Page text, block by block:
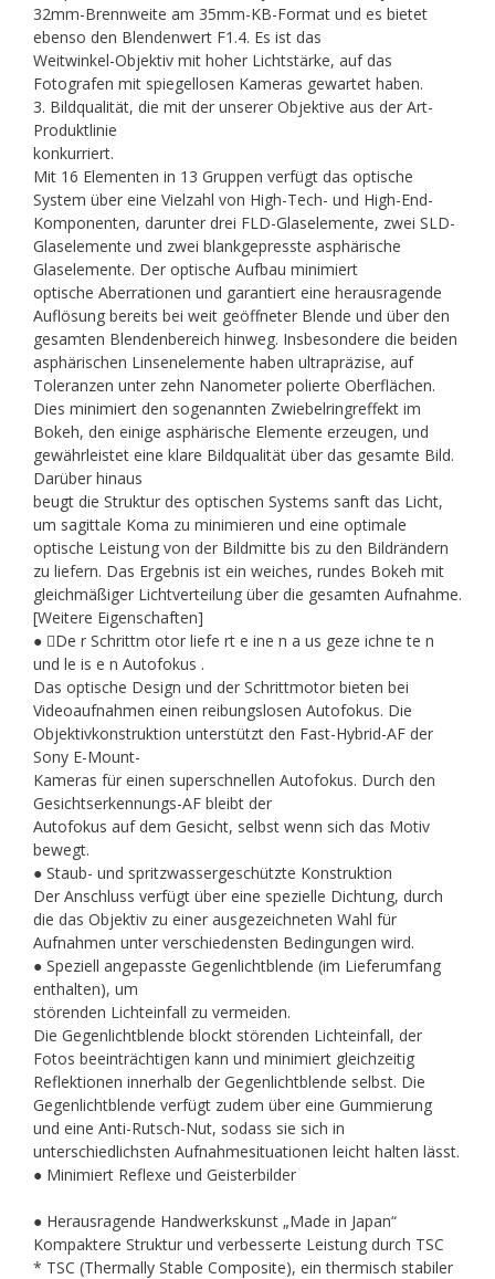
32mm-Brennweite am 35mm-KB-Format und es bietet
ebenso den Blendenwert F1.4. Es ist das
Weitwinkel-Objektiv mit hoher Lichtstärke, auf das
Fotografen mit spiegellosen Kameras gewartet haben.
3. Bildqualität, die mit der unserer Objektive aus der Art-
Produktlinie
konkurriert.
Mit 16 Elementen in 13 Gruppen verfügt das optische
System über eine Vielzahl von High-Tech- und High-End-
Komponenten, darunter drei FLD-Glaselemente, zwei SLD-
Glaselemente und zwei blankgepresste asphärische
Glaselemente. Der optische Aufbau minimiert
optische Aberrationen und garantiert eine herausragende
Auflösung bereits bei weit geöffneter Blende und über den
gesamten Blendenbereich hinweg. Insbesondere die beiden
asphärischen Linsenelemente haben ultrapräzise, auf
Toleranzen unter zehn Nanometer polierte Oberflächen.
Dies minimiert den sogenannten Zwiebelringreffekt im
Bokeh, den einige asphärische Elemente erzeugen, und
gewährleistet eine klare Bildqualität über das gesamte Bild.
Darüber hinaus
beugt die Struktur des optischen Systems sanft das Licht,
um sagittale Koma zu minimieren und eine optimale
optische Leistung von der Bildmitte bis zu den Bildrändern
zu liefern. Das Ergebnis ist ein weiches, rundes Bokeh mit
gleichmäßiger Lichtverteilung über die gesamten Aufnahme.
[Weitere Eigenschaften]
● De r Schrittm otor liefe rt e ine n a us geze ichne te n
und le is e n Autofokus .
Das optische Design und der Schrittmotor bieten bei
Videoaufnahmen einen reibungslosen Autofokus. Die
Objektivkonstruktion unterstützt den Fast-Hybrid-AF der
Sony E-Mount-
Kameras für einen superschnellen Autofokus. Durch den
Gesichtserkennungs-AF bleibt der
Autofokus auf dem Gesicht, selbst wenn sich das Motiv
bewegt.
● Staub- und spritzwassergeschützte Konstruktion
Der Anschluss verfügt über eine spezielle Dichtung, durch
die das Objektiv zu einer ausgezeichneten Wahl für
Aufnahmen unter verschiedensten Bedingungen wird.
● Speziell angepasste Gegenlichtblende (im Lieferumfang
enthalten), um
störenden Lichteinfall zu vermeiden.
Die Gegenlichtblende blockt störenden Lichteinfall, der
Fotos beeinträchtigen kann und minimiert gleichzeitig
Reflektionen innerhalb der Gegenlichtblende selbst. Die
Gegenlichtblende verfügt zudem über eine Gummierung
und eine Anti-Rutsch-Nut, sodass sie sich in
unterschiedlichsten Aufnahmesituationen leicht halten lässt.
● Minimiert Reflexe und Geisterbilder
● Herausragende Handwerkskunst „Made in Japan“
Kompaktere Struktur und verbesserte Leistung durch TSC
* TSC (Thermally Stable Composite), ein thermisch stabiler